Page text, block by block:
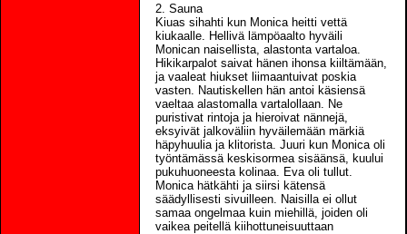
2. Sauna
Kiuas sihahti kun Monica heitti vettä
kiukaalle. Hellivä lämpöaalto hyväili
Monican naisellista, alastonta vartaloa.
Hikikarpalot saivat hänen ihonsa kiiltämään,
ja vaaleat hiukset liimaantuivat poskia
vasten. Nautiskellen hän antoi käsiensä
vaeltaa alastomalla vartalollaan. Ne
puristivat rintoja ja hieroivat nännejä,
eksyivät jalkoväliin hyväilemään märkiä
häpyhuulia ja klitorista. Juuri kun Monica oli
työntämässä keskisormea sisäänsä, kuului
pukuhuoneesta kolinaa. Eva oli tullut.
Monica hätkähti ja siirsi kätensä
säädyllisesti sivuilleen. Naisilla ei ollut
samaa ongelmaa kuin miehillä, joiden oli
vaikea peitellä kiihottuneisuuttaan